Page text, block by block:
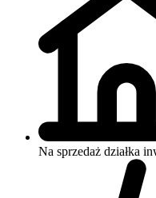
Na sprzedaż działka